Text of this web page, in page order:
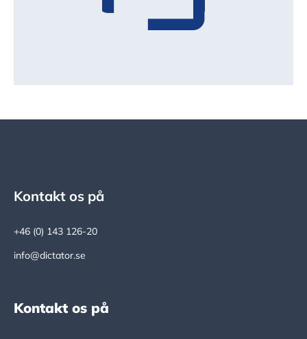
Footer
Kontakt os på
+46 (0) 143 126-20
info@dictator.se
Kontakt os på